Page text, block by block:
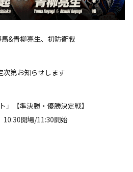
&青柳亮生、初防衛戦
第お知らせします
」【準決勝・優勝決定戦】
10:30開場/11:30開始